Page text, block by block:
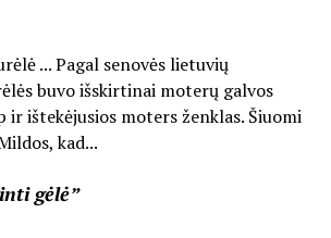
... Pagal senovės lietuvių
buvo išskirtinai moterų galvos
ir ištekėjusios moters ženklas. Šiuomi
kad...
gėlė”